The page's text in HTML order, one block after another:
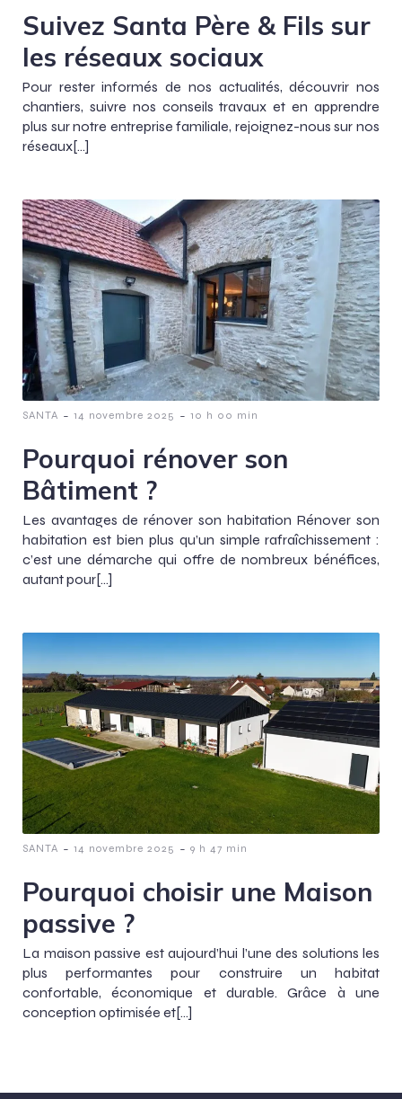
Suivez Santa Père & Fils sur
les réseaux sociaux
Pour rester informés de nos actualités, découvrir nos
chantiers, suivre nos conseils travaux et en apprendre
plus sur notre entreprise familiale, rejoignez-nous sur nos
réseaux[…]
SANTA - 14 novembre 2025 - 10 h 00 min
Pourquoi rénover son
Bâtiment ?
Les avantages de rénover son habitation Rénover son
habitation est bien plus qu’un simple rafraîchissement :
c’est une démarche qui offre de nombreux bénéfices,
autant pour[…]
SANTA - 14 novembre 2025 - 9 h 47 min
Pourquoi choisir une Maison
passive ?
La maison passive est aujourd’hui l’une des solutions les
plus performantes pour construire un habitat
confortable, économique et durable. Grâce à une
conception optimisée et[…]